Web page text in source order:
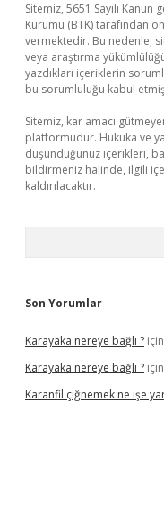
Sitemiz, 5651 Sayılı
Kurumu (BTK) tarafından
vermektedir. Bu nedenle,
veya araştırma
yazdıkları içeriklerin
bu sorumluluğu kabul etmiş
Sitemiz, kar amacı
platformudur. Hukuka ve
düşündüğünüz içerikleri,
bildirmeniz halinde, ilgili
kaldırılacaktır.
Son Yorumlar
Karayaka nereye bağlı ? için
Karayaka nereye bağlı ? için
Karanfil çiğnemek ne işe